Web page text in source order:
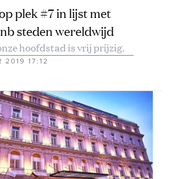
plek #7 in lijst met
steden wereldwijd
hoofdstad is vrij prijzig.
2019 17:12